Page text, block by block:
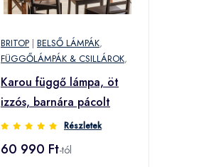
BRITOP | BELSŐ LÁMPÁK,
FÜGGŐLÁMPÁK & CSILLÁROK,
Karou függő lámpa, öt
izzós, barnára pácolt
Részletek
60 990 Ft-tól